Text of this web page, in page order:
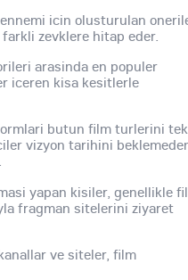
icin olusturulan
zevklere hitap eder.
arasinda en populer
iceren kisa kesitlerle
butun film turlerini tek
vizyon tarihini
yapan kisiler, genellikle
fragman sitelerini ziyaret
ve siteler, film